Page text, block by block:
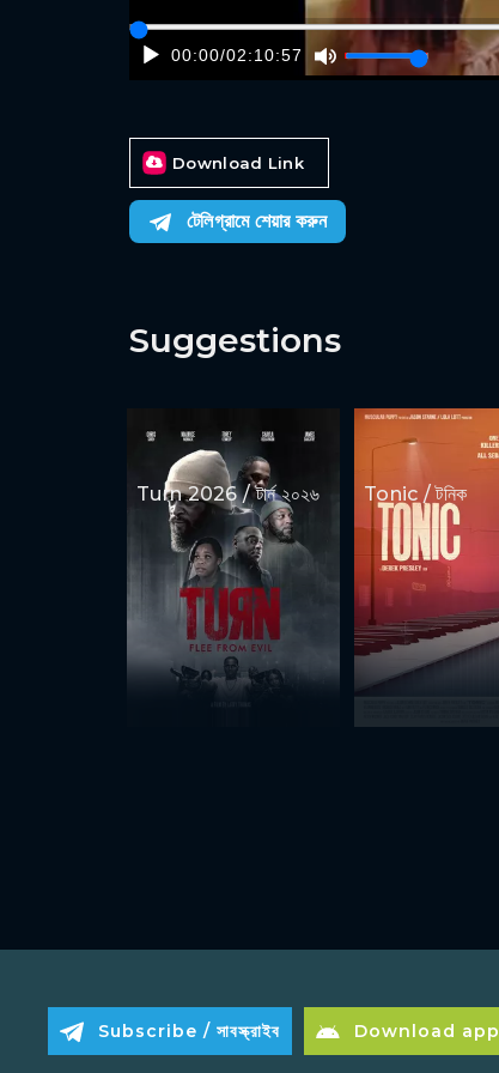
00:00/02:10:57
Download Link
টেলিগ্রামে শেয়ার করুন
Suggestions
Turn 2026 / টার্ন ২০২৬ Tonic / টনিক
Subscribe / সাবস্ক্রাইব Download app /